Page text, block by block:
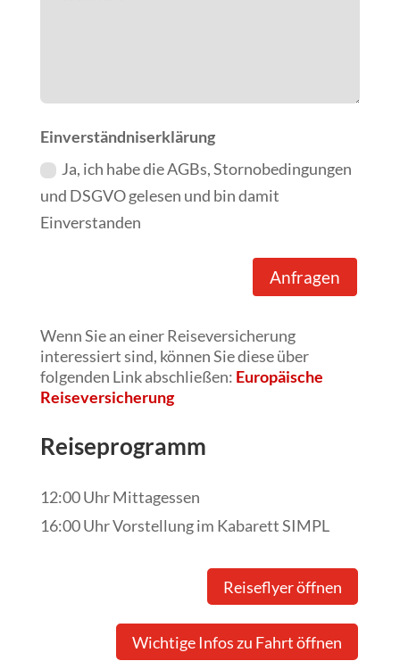
Einverständniserklärung
Ja, ich habe die AGBs, Stornobedingungen
und DSGVO gelesen und bin damit
Einverstanden
Anfragen
Wenn Sie an einer Reiseversicherung
interessiert sind, können Sie diese über
folgenden Link abschließen: Europäische
Reiseversicherung
Reiseprogramm
12:00 Uhr Mittagessen
16:00 Uhr Vorstellung im Kabarett SIMPL
Reiseflyer öffnen
Wichtige Infos zu Fahrt öffnen